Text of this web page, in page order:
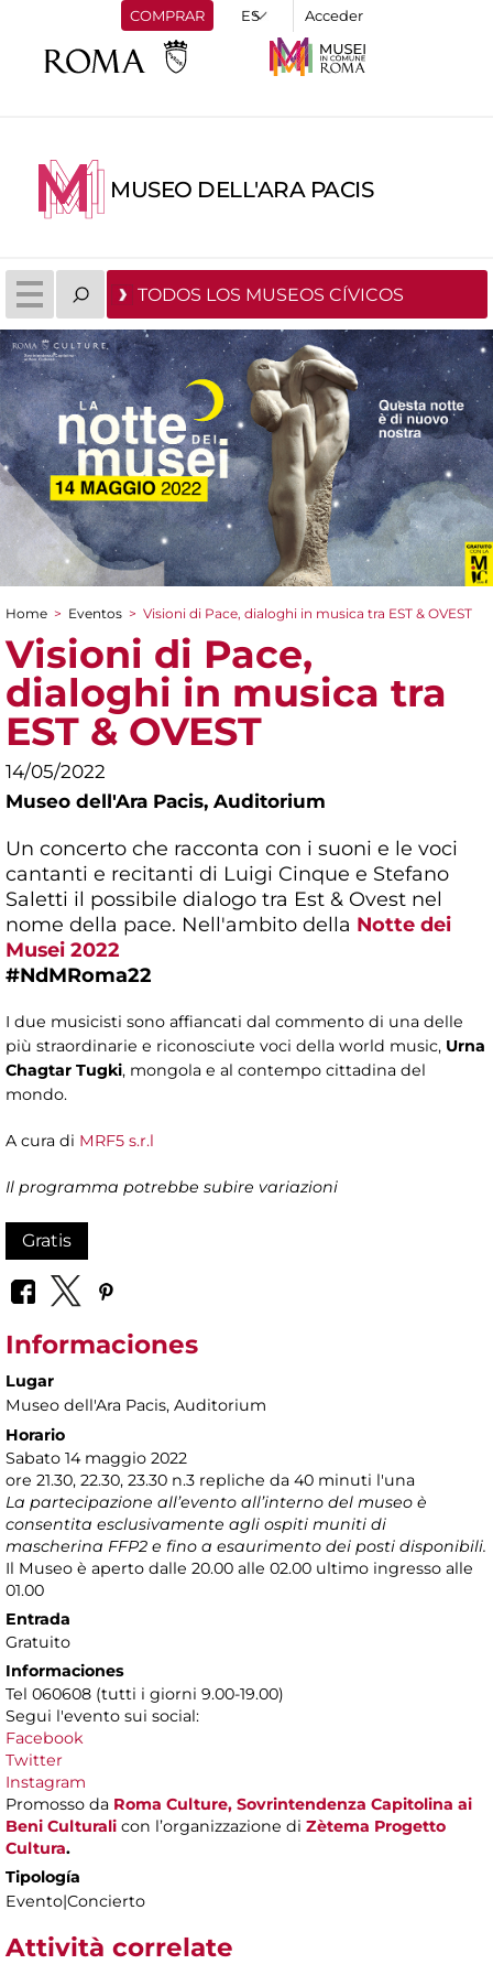
COMPRAR Acceder
MUSEO DELL'ARA PACIS
TODOS LOS MUSEOS CÍVICOS
You are here
Home > Eventos > Visioni di Pace, dialoghi in musica tra EST & OVEST
Visioni di Pace,
dialoghi in musica tra
EST & OVEST
14/05/2022
Museo dell'Ara Pacis, Auditorium
Un concerto che racconta con i suoni e le voci
cantanti e recitanti di Luigi Cinque e Stefano
Saletti il possibile dialogo tra Est & Ovest nel
nome della pace. Nell'ambito della Notte dei
Musei 2022
#NdMRoma22
I due musicisti sono affiancati dal commento di una delle
più straordinarie e riconosciute voci della world music, Urna
Chagtar Tugki, mongola e al contempo cittadina del
mondo.
A cura di MRF5 s.r.l
Il programma potrebbe subire variazioni
Gratis
Informaciones
Lugar
Museo dell'Ara Pacis, Auditorium
Horario
Sabato 14 maggio 2022
ore 21.30, 22.30, 23.30 n.3 repliche da 40 minuti l'una
La partecipazione all’evento all’interno del museo è
consentita esclusivamente agli ospiti muniti di
mascherina FFP2 e fino a esaurimento dei posti disponibili.
Il Museo è aperto dalle 20.00 alle 02.00 ultimo ingresso alle
01.00
Entrada
Gratuito
Informaciones
Tel 060608 (tutti i giorni 9.00-19.00)
Segui l'evento sui social:
Facebook
Twitter
Instagram
Promosso da Roma Culture, Sovrintendenza Capitolina ai
Beni Culturali con l’organizzazione di Zètema Progetto
Cultura.
Tipología
Evento|Concierto
Attività correlate